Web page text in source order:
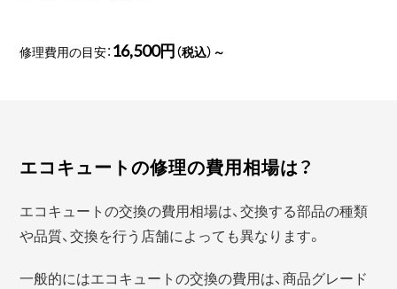
修理費用の目安： 16,500円（税込）～
エコキュートの修理の費用相場は？
エコキュートの交換の費用相場は、交換する部品の種類
や品質、交換を行う店舗によっても異なります。
一般的にはエコキュートの交換の費用は、商品グレード